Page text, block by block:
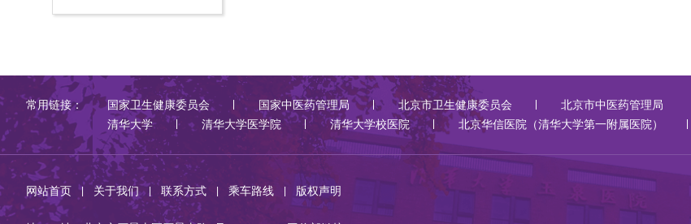
常用链接： 国家卫生健康委员会 国家中医药管理局 北京市卫生健康委员会
北京市中医药管理局
清华大学
清华大学医学院 清华大学校医院 北京华信医院（清华大学第一附属医院）
网站首页 | 关于我们 联系方式 乘车路线 版权声明